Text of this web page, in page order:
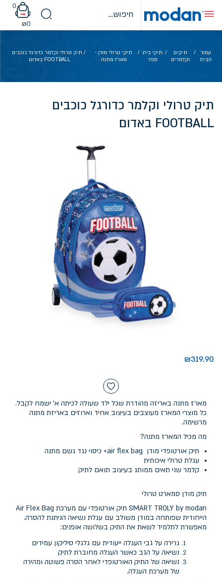
content
0
₪0
עמוד
הבית
/
תיקים
וקלמרים
/ תיקי בית
ספר
/
תיקי טרולי מודן -
מארז מתנה
/ תיק טרולי וקלמר כדורגל כוכבים
FOOTBALL באדום
תיק טרולי וקלמר כדורגל כוכבים
FOOTBALL באדום
₪319.90
מארז מתנה באריזה מהודרת שכל ילד שעולה לכיתה א' ישמח לקבל.
כל מוצרי המארז מעוצבים בעיצוב אחיד וארוזים באריזת מתנה
מרשימה.
מה מכיל המארז מתנה?
תיק אורטופדי מודן air flex bag+ כיסוי נגד גשם מתנה
עגלת טרולי איכותית
קלמר שני תאים ממותג בעיצוב תואם לתיק
תיק מודן סמארט טרולי
SMART TROLY by modan תיק אורטופדי עם מערכת Air Flex Bag
הייחודית שפותחה במודן משולב עם עגלת נשיאה הניתנת להסרה.
מאפשרת לתלמיד לשאת את התיק בשלושה אופנים:
גרירה על גבי העגלה ייעודית עם גלגלי סיליקון עמידים
נשיאה על הגב כאשר העגלה מחוברת לתיק
נשיאה של התיק האורטופדי לאחר הסרה פשוטה ומהירה
של מערכת העגלה.